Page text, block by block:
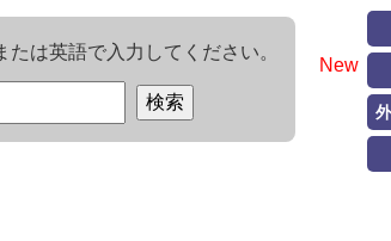
New
は英語で入力してください。